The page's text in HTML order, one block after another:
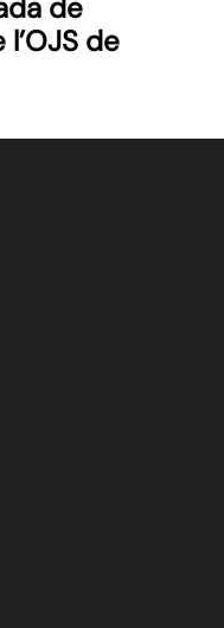
de
de